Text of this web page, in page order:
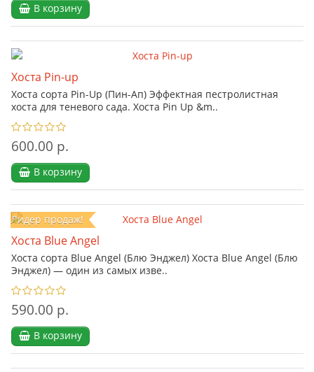
В корзину
Хоста Pin-up
Хоста сорта Pin-Up (Пин-Ап) Эффектная пестролистная
хоста для теневого сада. Хоста Pin Up &m..
600.00 р.
В корзину
Лидер продаж!
Хоста Blue Angel
Хоста сорта Blue Angel (Блю Энджел) Хоста Blue Angel (Блю
Энджел) — один из самых изве..
590.00 р.
В корзину